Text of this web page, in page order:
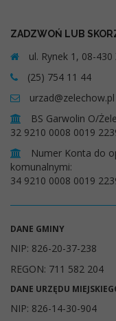
ZADZWOŃ LUB
ul. Rynek 1, 08-
(25) 754 11 44
urzad@zelechow.pl
BS Garwolin O/
32 9210 0008 0019
Numer Konta do
komunalnymi:
34 9210 0008 0019
DANE GMINY
NIP: 826-20-37-238
REGON: 711 582 204
DANE URZĘDU
NIP: 826-14-30-904